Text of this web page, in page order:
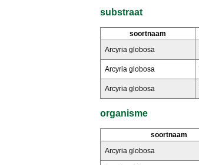
substraat
soortnaam
Arcyria globosa
Arcyria globosa
Arcyria globosa
organisme
soortnaam
Arcyria globosa